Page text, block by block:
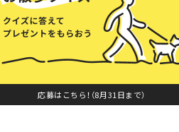
応募はこちら！（8月31日まで）